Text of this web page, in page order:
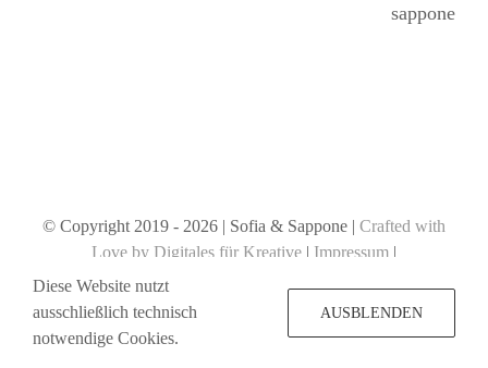
sappone
© Copyright 2019 - 2026 | Sofia & Sappone | Crafted with
Love by Digitales für Kreative | Impressum |
Diese Website nutzt
ausschließlich technisch
notwendige Cookies.
AUSBLENDEN